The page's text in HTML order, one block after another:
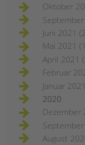
Oktober
Juni 2021
Mai 2021
April 2021
Februar
Januar
2020
Dezember
August